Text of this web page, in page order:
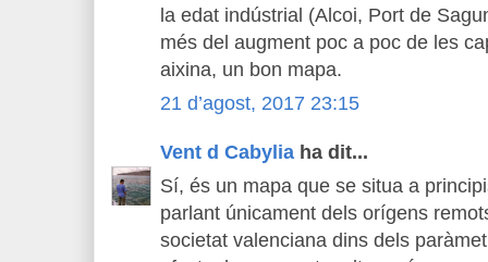
la edat indústrial (Alcoi, Port de
més del augment poc a poc de les
aixina, un bon mapa.
21 d’agost, 2017 23:15
Vent d Cabylia ha dit...
Sí, és un mapa que se situa a
parlant únicament dels orígens
societat valenciana dins dels